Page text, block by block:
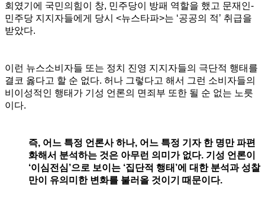
회였기에 국민의힘이 창, 민주당이 방패 역할을 했고 문재인-
민주당 지지자들에게 당시 <뉴스타파>는 ‘공공의 적’ 취급을
받았다.
이런 뉴스소비자들 또는 정치 진영 지지자들의 극단적 행태를
결코 옳다고 할 순 없다. 허나 그렇다고 해서 그런 소비자들의
비이성적인 행태가 기성 언론의 면죄부 또한 될 순 없는 노릇
이다.
즉, 어느 특정 언론사 하나, 어느 특정 기자 한 명만 파편
화해서 분석하는 것은 아무런 의미가 없다. 기성 언론이
‘이심전심’으로 보이는 ‘집단적 행태’에 대한 분석과 성찰
만이 유의미한 변화를 불러올 것이기 때문이다.